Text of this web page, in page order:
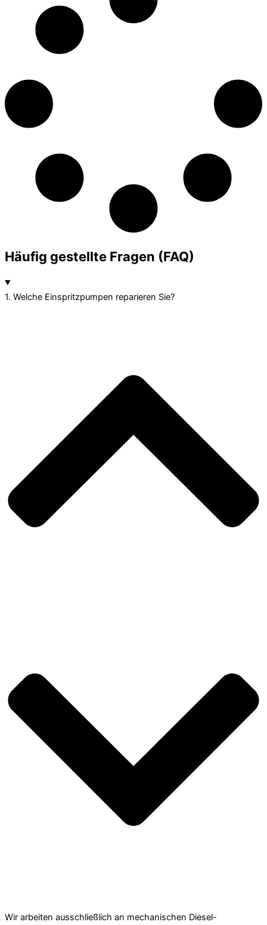
Häufig gestellte Fragen (FAQ)
1. Welche Einspritzpumpen reparieren Sie?
Wir arbeiten ausschließlich an mechanischen Diesel-